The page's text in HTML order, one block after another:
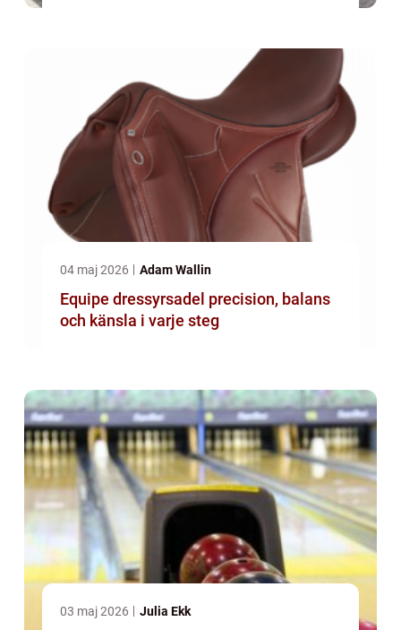
04 maj 2026 Adam Wallin
Equipe dressyrsadel precision, balans
och känsla i varje steg
03 maj 2026 Julia Ekk